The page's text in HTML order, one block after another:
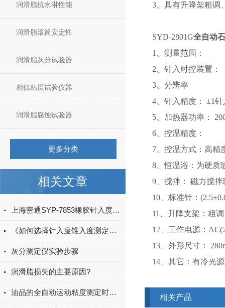
润滑脂抗水淋性能
润滑脂滚筒安定性
润滑脂灰分试验器
相似粘度试验仪器
润滑脂腐蚀试验器
更多分类
相关文章
上海密通SYP-7853橡胶针入度锥入度测定仪试验步骤
《如何选择针入度锥入度测定仪》
灰分测定仪实验步骤
润滑脂损失的主要原因?
油品的全自动运动粘度测定时，粘度管的选择方法
3、具有升降架粗调
SYD-2801G全自动
1、测量范围：
2、针入时控装置：
3、分辨率
4、针入精度： ±1
5、加热器功率：
6、控温精度：
7、控温方式：高精
8、恒温浴：为硬质
9、搅拌： 磁力搅
10、标准针：
11、升降支架：粗
12、工作电源：
13、外形尺寸：
14、其它：有冷光
相关产品